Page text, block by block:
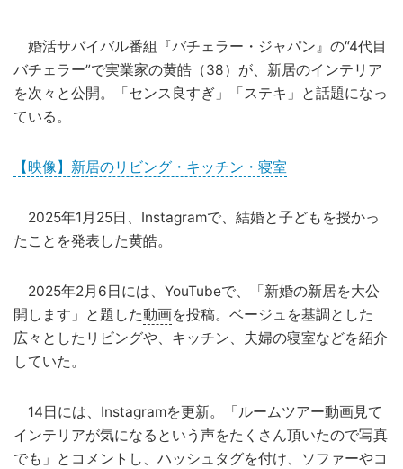
婚活サバイバル番組『バチェラー・ジャパン』の“4代目
バチェラー”で実業家の黄皓（38）が、新居のインテリア
を次々と公開。「センス良すぎ」「ステキ」と話題になっ
ている。
【映像】新居のリビング・キッチン・寝室
2025年1月25日、Instagramで、結婚と子どもを授かっ
たことを発表した黄皓。
2025年2月6日には、YouTubeで、「新婚の新居を大公
開します」と題した動画を投稿。ベージュを基調とした
広々としたリビングや、キッチン、夫婦の寝室などを紹介
していた。
14日には、Instagramを更新。「ルームツアー動画見て
インテリアが気になるという声をたくさん頂いたので写真
でも」とコメントし、ハッシュタグを付け、ソファーやコ